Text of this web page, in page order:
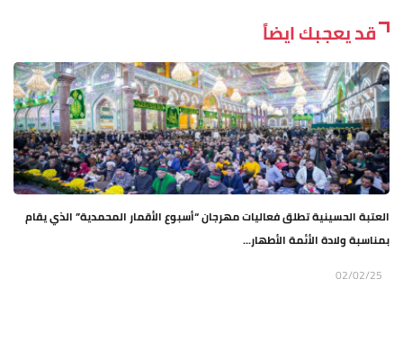
قد يعجبك ايضاً
العتبة الحسينية تطلق فعاليات مهرجان “أسبوع الأقمار المحمدية” الذي يقام
بمناسبة ولادة الأئمة الأطهار...
02/02/25